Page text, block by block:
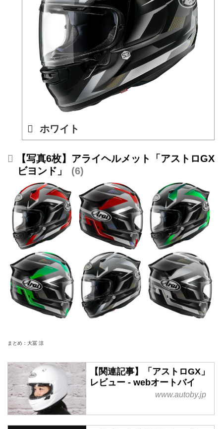
ホワイト
【写真6枚】アライヘルメット「アストロGX
ビヨンド」
6
まとめ：大冨 涼
【関連記事】「アストロGX」
レビュー - webオートバイ
www.autoby.jp